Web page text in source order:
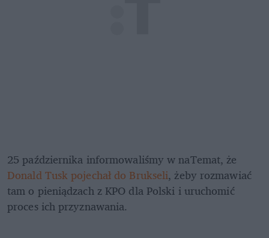
Donald Tusk pojechał do Brukseli, żeby rozmawiać
tam o pieniądzach z KPO dla Polski i uruchomić
proces ich przyznawania.